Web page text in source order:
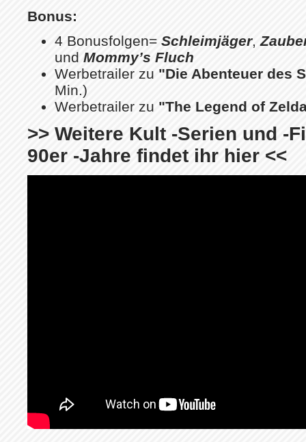
Bonus:
4 Bonusfolgen= Schleimjäger,
und Mommy’s Fluch
Werbetrailer zu "Die Abenteuer des
Min.)
Werbetrailer zu "The Legend of
>> Weitere Kult -Serien und -
90er -Jahre findet ihr hier <<